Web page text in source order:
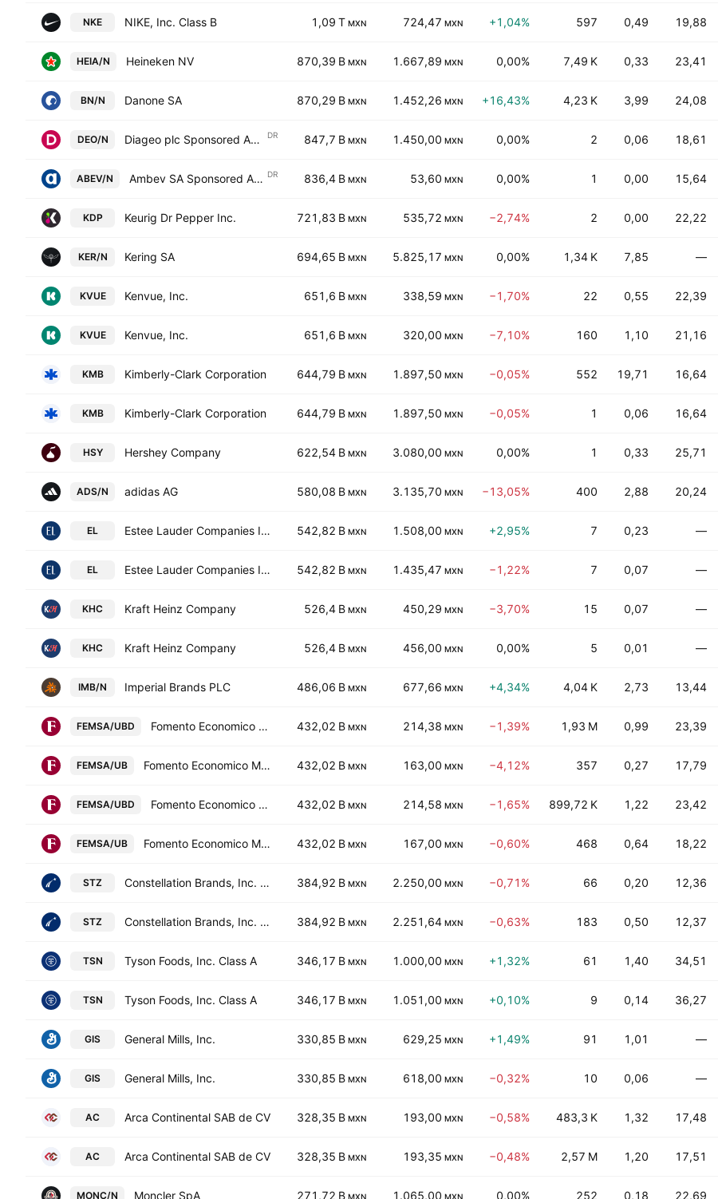
NKE NIKE, Inc. Class B 1,09 T MXN 724,47 MXN +1,04% 597 0,49 19,88
HEIA/N Heineken NV 870,39 B MXN 1.667,89 MXN 0,00% 7,49 K 0,33 23,41
BN/N Danone SA 870,29 B MXN 1.452,26 MXN +16,43% 4,23 K 3,99 24,08
DEO/N Diageo plc Sponsored ADR DR 847,7 B MXN 1.450,00 MXN 0,00% 2 0,06 18,61
ABEV/N Ambev SA Sponsored ADR DR 836,4 B MXN 53,60 MXN 0,00% 1 0,00 15,64
KDP Keurig Dr Pepper Inc. 721,83 B MXN 535,72 MXN −2,74% 2 0,00 22,22
KER/N Kering SA 694,65 B MXN 5.825,17 MXN 0,00% 1,34 K 7,85 —
KVUE Kenvue, Inc. 651,6 B MXN 338,59 MXN −1,70% 22 0,55 22,39
KVUE Kenvue, Inc. 651,6 B MXN 320,00 MXN −7,10% 160 1,10 21,16
KMB Kimberly-Clark Corporation 644,79 B MXN 1.897,50 MXN −0,05% 552 19,71 16,64
KMB Kimberly-Clark Corporation 644,79 B MXN 1.897,50 MXN −0,05% 1 0,06 16,64
HSY Hershey Company 622,54 B MXN 3.080,00 MXN 0,00% 1 0,33 25,71
ADS/N adidas AG 580,08 B MXN 3.135,70 MXN −13,05% 400 2,88 20,24
EL Estee Lauder Companies Inc. Class A 542,82 B MXN 1.508,00 MXN +2,95% 7 0,23 —
EL Estee Lauder Companies Inc. Class A 542,82 B MXN 1.435,47 MXN −1,22% 7 0,07 —
KHC Kraft Heinz Company 526,4 B MXN 450,29 MXN −3,70% 15 0,07 —
KHC Kraft Heinz Company 526,4 B MXN 456,00 MXN 0,00% 5 0,01 —
IMB/N Imperial Brands PLC 486,06 B MXN 677,66 MXN +4,34% 4,04 K 2,73 13,44
FEMSA/UBD Fomento Economico Mexicano SAB de CV Units Cons. Of 1 ShsB And 4 ShsD 432,02 B MXN 214,38 MXN −1,39% 1,93 M 0,99 23,39
FEMSA/UB Fomento Economico Mexicano SAB de CV Units Cons. Of 5 ShsB 432,02 B MXN 163,00 MXN −4,12% 357 0,27 17,79
FEMSA/UBD Fomento Economico Mexicano SAB de CV Units Cons. Of 1 ShsB And 4 ShsD 432,02 B MXN 214,58 MXN −1,65% 899,72 K 1,22 23,42
FEMSA/UB Fomento Economico Mexicano SAB de CV Units Cons. Of 5 ShsB 432,02 B MXN 167,00 MXN −0,60% 468 0,64 18,22
STZ Constellation Brands, Inc. Class A 384,92 B MXN 2.250,00 MXN −0,71% 66 0,20 12,36
STZ Constellation Brands, Inc. Class A 384,92 B MXN 2.251,64 MXN −0,63% 183 0,50 12,37
TSN Tyson Foods, Inc. Class A 346,17 B MXN 1.000,00 MXN +1,32% 61 1,40 34,51
TSN Tyson Foods, Inc. Class A 346,17 B MXN 1.051,00 MXN +0,10% 9 0,14 36,27
GIS General Mills, Inc. 330,85 B MXN 629,25 MXN +1,49% 91 1,01 —
GIS General Mills, Inc. 330,85 B MXN 618,00 MXN −0,32% 10 0,06 —
AC Arca Continental SAB de CV 328,35 B MXN 193,00 MXN −0,58% 483,3 K 1,32 17,48
AC Arca Continental SAB de CV 328,35 B MXN 193,35 MXN −0,48% 2,57 M 1,20 17,51
MONC/N Moncler SpA 271,72 B MXN 1.065,00 MXN 0,00% 252 0,18 22,69